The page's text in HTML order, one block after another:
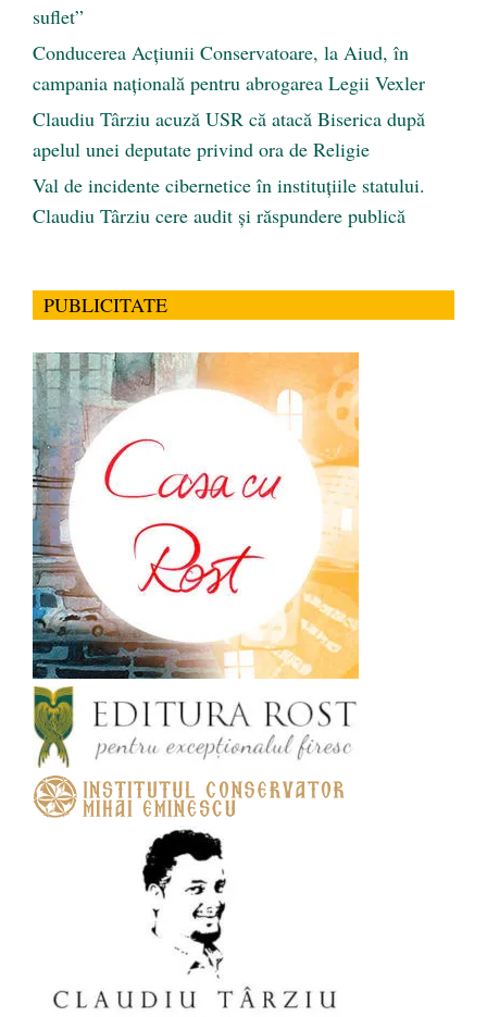
suflet”
Conducerea Acțiunii Conservatoare, la Aiud, în
campania națională pentru abrogarea Legii Vexler
Claudiu Târziu acuză USR că atacă Biserica după
apelul unei deputate privind ora de Religie
Val de incidente cibernetice în instituțiile statului.
Claudiu Târziu cere audit și răspundere publică
PUBLICITATE